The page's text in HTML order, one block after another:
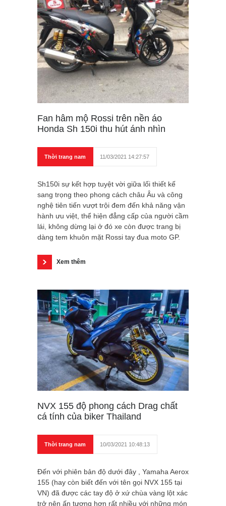
Fan hâm mộ Rossi trên nền áo
Honda Sh 150i thu hút ánh nhìn
Thời trang nam 11/03/2021 14:27:57
Sh150i sự kết hợp tuyệt vời giữa lối thiết kế
sang trọng theo phong cách châu Âu và công
nghệ tiên tiến vượt trội đem đến khả năng vận
hành ưu việt, thể hiện đẳng cấp của người cầm
lái, không dừng lại ở đó xe còn được trang bị
dàng tem khuôn mặt Rossi tay đua moto GP.
Xem thêm
NVX 155 độ phong cách Drag chất
cá tính của biker Thailand
Thời trang nam 10/03/2021 10:48:13
Đến với phiên bản độ dưới đây , Yamaha Aerox
155 (hay còn biết đến với tên gọi NVX 155 tại
VN) đã được các tay độ ở xứ chùa vàng lột xác
trở nên ấn tượng hơn rất nhiều với những món